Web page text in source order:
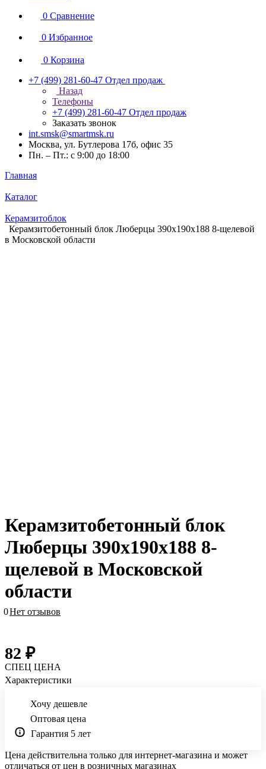
0 Сравнение
0 Избранное
0 Корзина
+7 (499) 281-60-47 Отдел продаж
Назад
Телефоны
+7 (499) 281-60-47 Отдел продаж
Заказать звонок
int.smsk@smartmsk.ru
Москва, ул. Бутлерова 17б, офис 35
Пн. – Пт.: с 9:00 до 18:00
Главная
Каталог
Керамзитоблок
Керамзитобетонный блок Люберцы 390х190х188 8-щелевой
в Московской области
Керамзитобетонный блок
Люберцы 390х190х188 8-
щелевой в Московской
области
0Нет отзывов
82 ₽
СПЕЦ ЦЕНА
Характеристики
Хочу дешевле
Оптовая цена
Гарантия 5 лет
Цена действительна только для интернет-магазина и может
отличаться от цен в розничных магазинах